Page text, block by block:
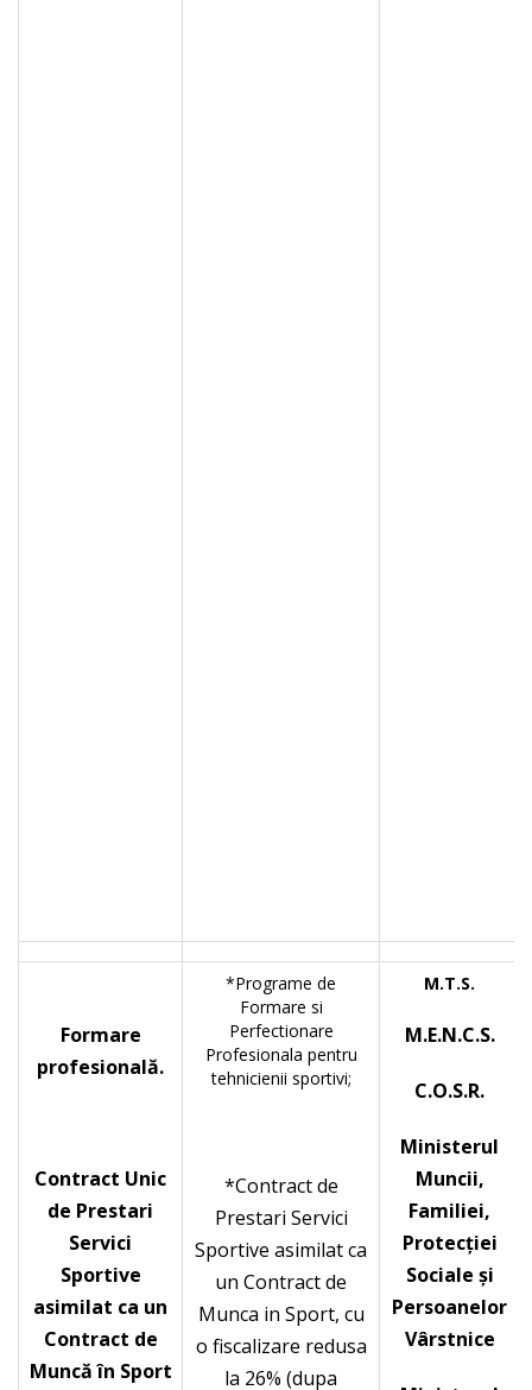
Formare
profesională.
Contract Unic
de Prestari
Servici
Sportive
asimilat ca un
Contract de
Muncă în Sport
*Programe de
Formare si
Perfectionare
Profesionala pentru
tehnicienii sportivi;
*Contract de
Prestari Servici
Sportive asimilat ca
un Contract de
Munca in Sport, cu
o fiscalizare redusa
la 26% (dupa
M.T.S.
M.E.N.C.S.
C.O.S.R.
Ministerul
Muncii,
Familiei,
Protecţiei
Sociale și
Persoanelor
Vârstnice